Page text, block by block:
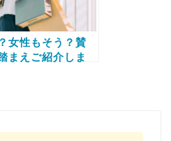
女性もそう？賛
まえご紹介しま